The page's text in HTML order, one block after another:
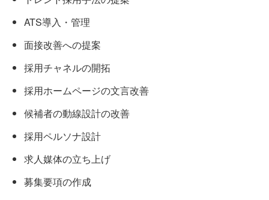
ATS導入・管理
面接改善への提案
採用チャネルの開拓
採用ホームページの文言改善
候補者の動線設計の改善
採用ペルソナ設計
求人媒体の立ち上げ
募集要項の作成